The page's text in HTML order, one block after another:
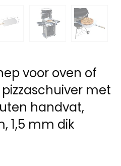
voor oven of
met
handvat,
1,5 mm dik